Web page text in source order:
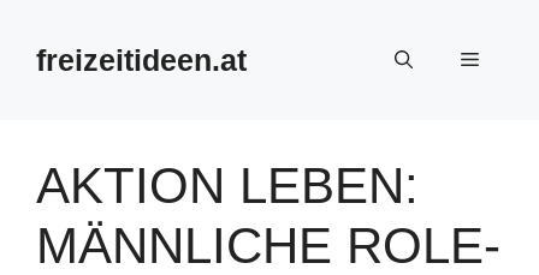
Inhalt
springenfreizeitideen.at Menü
AKTION LEBEN:
MÄNNLICHE ROLE-